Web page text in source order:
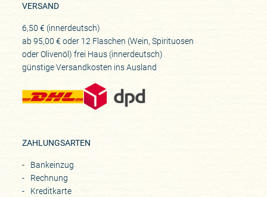
VERSAND
6,50 € (innerdeutsch)
ab 95,00 € oder 12 Flaschen (Wein, Spirituosen
oder Olivenöl) frei Haus (innerdeutsch)
günstige Versandkosten ins Ausland
ZAHLUNGSARTEN
Bankeinzug
Rechnung
Kreditkarte